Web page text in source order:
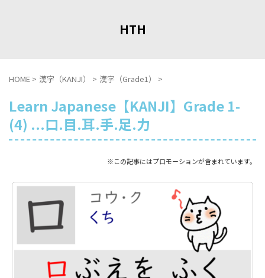
HTH
HOME > 漢字（KANJI） > 漢字（Grade1） >
Learn Japanese【KANJI】Grade 1-
(4) ...口.目.耳.手.足.力
※この記事にはプロモーションが含まれています。